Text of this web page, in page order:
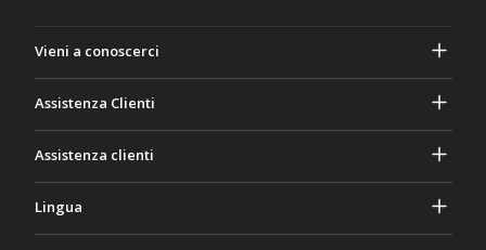
Vieni a conoscerci
Termini e Condizioni
Assistenza Clienti
Contattaci
Assistenza clienti
Lingua